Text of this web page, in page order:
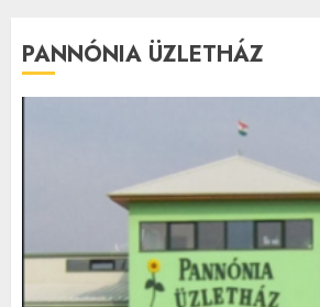
PANNÓNIA ÜZLETHÁZ